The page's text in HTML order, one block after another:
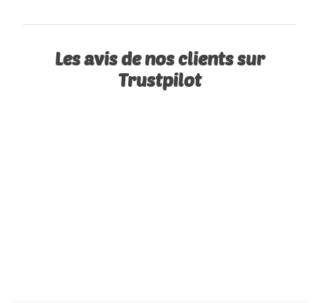
Les avis de nos clients sur
Trustpilot